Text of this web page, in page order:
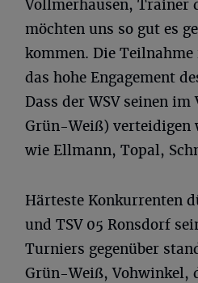
Vollmerhausen, Trainer
möchten uns so gut es
kommen. Die
das hohe Engagement
Dass der WSV seinen
Grün-Weiß) verteidigen
wie Ellmann, Topal,
Härteste Konkurrenten
und TSV 05 Ronsdorf
Turniers gegenüber
Grün-Weiß, Vohwinkel,